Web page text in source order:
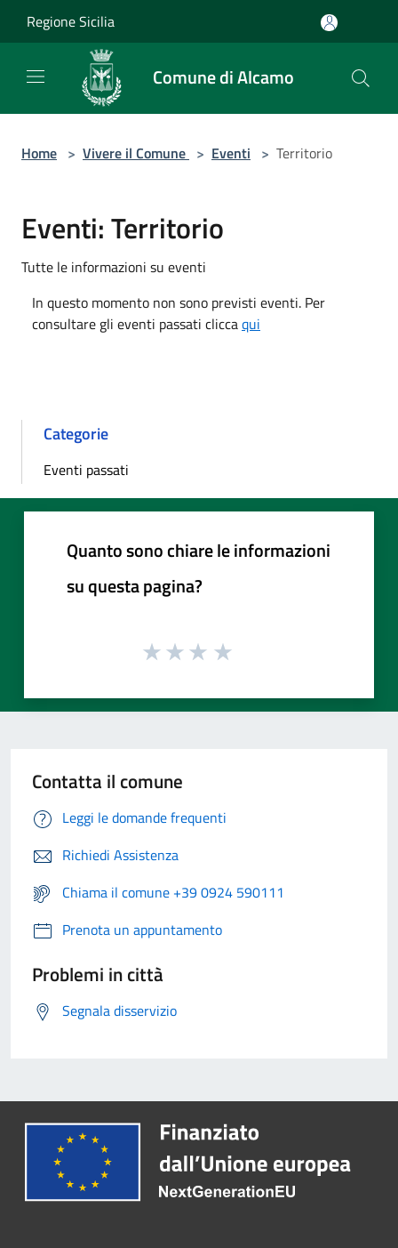
Regione Sicilia
Comune di Alcamo
Home > Vivere il Comune > Eventi > Territorio
Eventi: Territorio
Tutte le informazioni su eventi
In questo momento non sono previsti eventi. Per
consultare gli eventi passati cliccaqui
Categorie
Eventi passati
Quanto sono chiare le informazioni
su questa pagina?
Contatta il comune
Leggi le domande frequenti
Richiedi Assistenza
Chiama il comune +39 0924 590111
Prenota un appuntamento
Problemi in città
Segnala disservizio